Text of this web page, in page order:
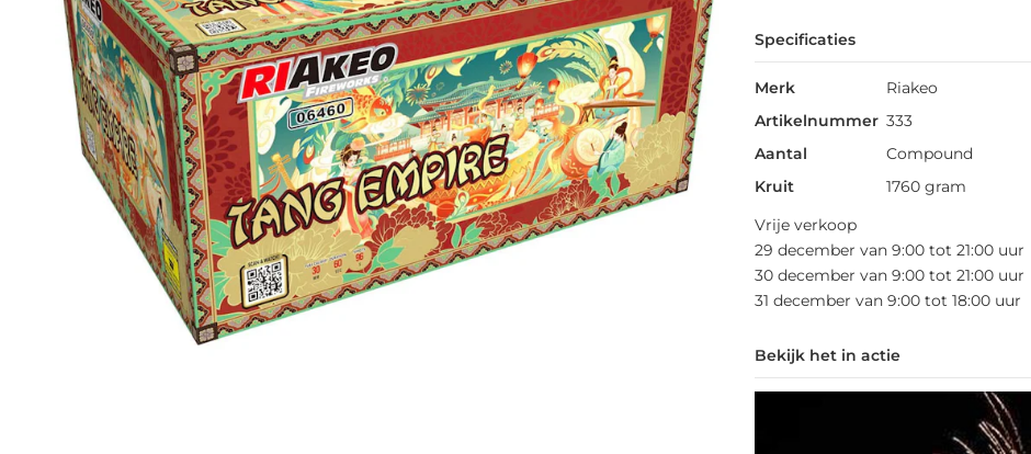
Specificaties
Merk
Riakeo
Artikelnummer 333
Aantal
Compound
Kruit
1760 gram
Vrije verkoop
29 december van 9:00 tot 21:00 uur
30 december van 9:00 tot 21:00 uur
31 december van 9:00 tot 18:00 uur
Bekijk het in actie